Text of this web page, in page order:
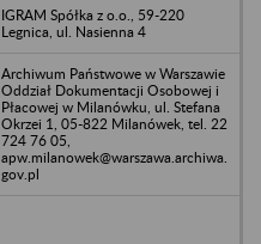
IGRAM Spółka z o.o., 59-220
Legnica, ul. Nasienna 4
Archiwum Państwowe w Warszawie
Oddział Dokumentacji Osobowej i
Płacowej w Milanówku, ul. Stefana
Okrzei 1, 05-822 Milanówek, tel. 22
724 76 05,
apw.milanowek@warszawa.archiwa.
gov.pl